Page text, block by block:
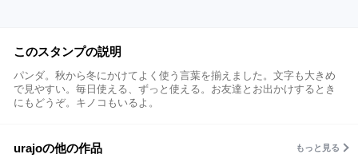
このスタンプの説明
パンダ。秋から冬にかけてよく使う言葉を揃えました。文字も大きめ
で見やすい。毎日使える、ずっと使える。お友達とお出かけするとき
にもどうぞ。キノコもいるよ。
urajoの他の作品 もっと見る